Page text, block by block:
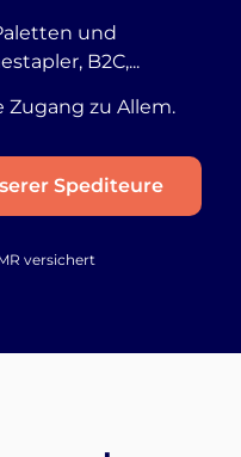
und
B2C,...
Zugang zu Allem.
Spediteure
versichert